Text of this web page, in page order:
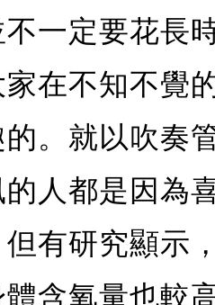
一定要花長
在不知不覺
。就以吹奏
人都是因為
有研究顯示
含氧量也較